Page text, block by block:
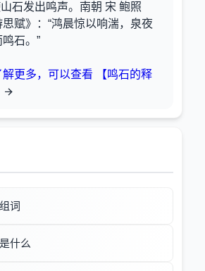
石发出鸣声。南朝 宋 鲍照
思赋》：“鸿晨惊以响湍，泉夜
石。”
解更多，可以查看 【鸣石的释
词
什么